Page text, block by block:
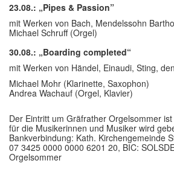
23.08.: „Pipes & Passion”
mit Werken von Bach, Mendelssohn
Michael Schruff (Orgel)
30.08.: „Boarding completed“
mit Werken von Händel, Einaudi, Sting,
Michael Mohr (Klarinette, Saxophon)
Andrea Wachauf (Orgel, Klavier)
Der Eintritt um Gräfrather Orgelsommer
für die Musikerinnen und Musiker wird
Bankverbindung: Kath. Kirchengemeinde
07 3425 0000 0000 6201 20, BIC:
Orgelsommer